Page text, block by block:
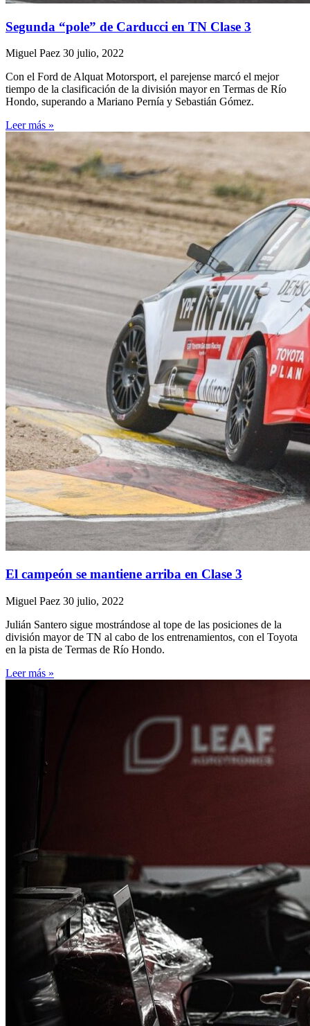
Segunda “pole” de Carducci en TN Clase 3
Miguel Paez 30 julio, 2022
Con el Ford de Alquat Motorsport, el parejense marcó el mejor
tiempo de la clasificación de la división mayor en Termas de Río
Hondo, superando a Mariano Pernía y Sebastián Gómez.
Leer más »
El campeón se mantiene arriba en Clase 3
Miguel Paez 30 julio, 2022
Julián Santero sigue mostrándose al tope de las posiciones de la
división mayor de TN al cabo de los entrenamientos, con el Toyota
en la pista de Termas de Río Hondo.
Leer más »